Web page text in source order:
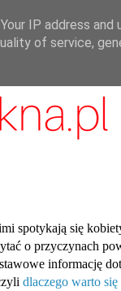
spotykają się
o przyczynach
informację
dlaczego warto się
IP address and
of service,